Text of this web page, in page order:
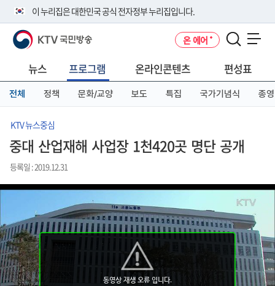
이 누리집은 대한민국 공식 전자정부 누리집입니다.
공식 누리집 주소 확인하기
니다.
이밖에 or.kr 또는 .kr등 다른 도메인 주소를 사용하고 있다면 아래 URL에
서 도메인 주소를 확인해 보세요
KTV 국민방송 온 에어
뉴스 프로그램 온라인콘텐츠 편성표
전체 정책 문화/교양 보도 특집 국가기념식 종영
KTV 뉴스중심
중대 산업재해 사업장 1천420곳 명단 공개
등록일 : 2019.12.31